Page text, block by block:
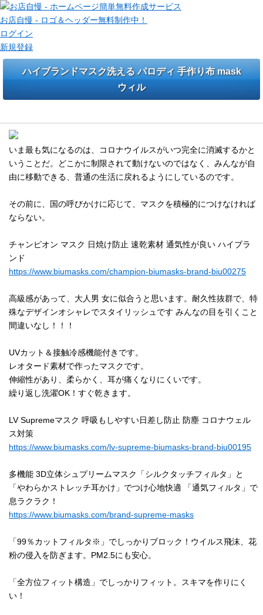
お店自慢 - ロゴ＆ヘッダー無料制作中！
ログイン
新規登録
ハイブランドマスク洗える パロディ 手作り布 mask
ウィル
いま最も気になるのは、コロナウイルスがいつ完全に消滅するかと
いうことだ。どこかに制限されて動けないのではなく、みんなが自
由に移動できる、普通の生活に戻れるようにしているのです。
その前に、国の呼びかけに応じて、マスクを積極的につけなければ
ならない。
チャンピオン マスク 日焼け防止 速乾素材 通気性が良い ハイブラ
ンド
https://www.biumasks.com/champion-biumasks-brand-biu00275
高級感があって、大人男 女に似合うと思います。耐久性抜群で、特
殊なデザインオシャレでスタイリッシュです みんなの目を引くこと
間違いなし！！！
UVカット＆接触冷感機能付きです。
レオタード素材で作ったマスクです。
伸縮性があり、柔らかく、耳が痛くなりにくいです。
繰り返し洗濯OK！すぐ乾きます。
LV Supremeマスク 呼吸もしやすい日差し防止 防塵 コロナウェル
ス対策
https://www.biumasks.com/lv-supreme-biumasks-brand-biu00195
多機能 3D立体シュプリームマスク「シルクタッチフィルタ」と
「やわらかストレッチ耳かけ」でつけ心地快適 「通気フィルタ」で
息ラクラク！
https://www.biumasks.com/brand-supreme-masks
「99％カットフィルタ※」でしっかりブロック！ウイルス飛沫、花
粉の侵入を防ぎます。PM2.5にも安心。
「全方位フィット構造」でしっかりフィット。スキマを作りにく
い！